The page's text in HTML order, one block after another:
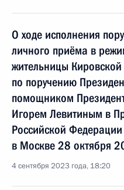
О ходе исполнения
личного приёма в
жительницы
по поручению
помощником
Игорем Левитиным в
Российской
в Москве 28 октября
4 сентября 2023 года, 18:20